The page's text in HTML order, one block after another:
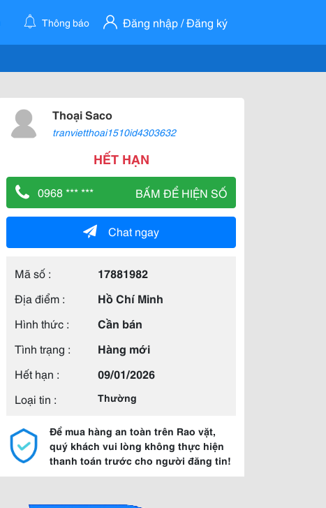
Thông báo Đăng nhập / Đăng ký
Thoại Saco
tranvietthoai1510id4303632
HẾT HẠN
0968 *** *** BẤM ĐỂ HIỆN SỐ
Chat ngay
Mã số :
17881982
Địa điểm :
Hồ Chí Minh
Hình thức :
Cần bán
Tình trạng :
Hàng mới
Hết hạn :
09/01/2026
Loại tin :
Thường
Để mua hàng an toàn trên Rao vặt,
quý khách vui lòng không thực hiện
thanh toán trước cho người đăng tin!